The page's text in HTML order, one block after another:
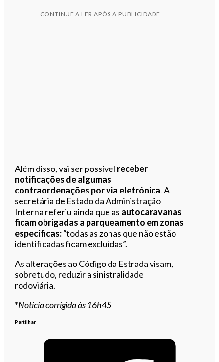
CONTINUE A LER APÓS A PUBLICIDADE
Além disso, vai ser possível receber
notificações de algumas
contraordenações por via eletrónica. A
secretária de Estado da Administração
Interna referiu ainda que as autocaravanas
ficam obrigadas a parqueamento em zonas
específicas:“todas as zonas que não estão
identificadas ficam excluídas”.
As alterações ao Código da Estrada visam,
sobretudo, reduzir a sinistralidade
rodoviária.
*Notícia corrigida às 16h45
Partilhar